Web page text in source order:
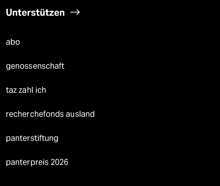
Unterstützen
abo
genossenschaft
taz zahl ich
recherchefonds ausland
panterstiftung
panterpreis 2026